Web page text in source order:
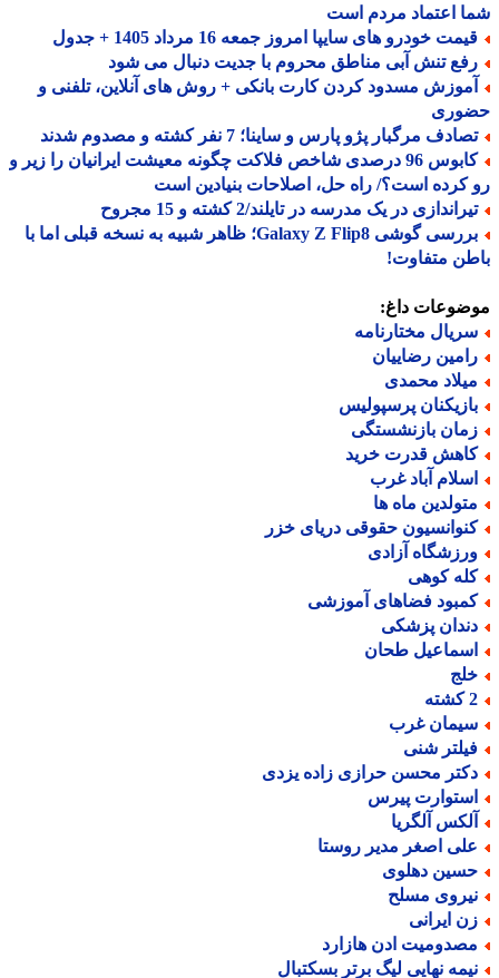
اعتماد مردم است
خودرو های سایپا امروز جمعه 16 مرداد 1405 + جدول
تنش آبی مناطق محروم با جدیت دنبال می شود
مسدود کردن کارت بانکی + روش های آنلاین، تلفنی و
مرگبار پژو پارس و ساینا؛ 7 نفر کشته و مصدوم شدند
کابوس 96 درصدی شاخص فلاکت چگونه معیشت ایرانیان را زیر و
کرده است؟/ راه حل، اصلاحات بنیادین است
در یک مدرسه در تایلند/2 کشته و 15 مجروح
بررسی گوشی Galaxy Z Flip8؛ ظاهر شبیه به نسخه قبلی اما با
متفاوت!
داغ:
مختارنامه
رضاییان
محمدی
پرسپولیس
بازنشستگی
قدرت خرید
آباد غرب
ماه ها
حقوقی دریای خزر
آزادی
کوهی
فضاهای آموزشی
پزشکی
طحان
غرب
شنی
محسن حرازی زاده یزدی
پیرس
آلگریا
اصغر مدیر روستا
دهلوی
مسلح
ایرانی
ادن هازارد
نهایی لیگ برتر بسکتبال